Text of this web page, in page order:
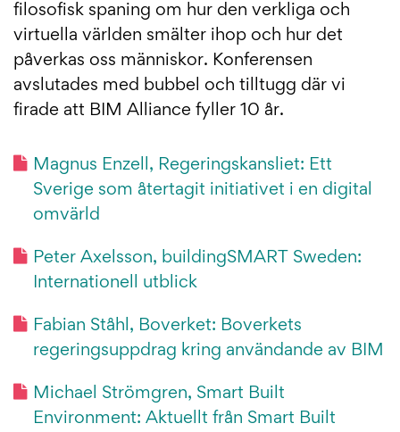
filosofisk spaning om hur den verkliga och
virtuella världen smälter ihop och hur det
påverkas oss människor. Konferensen
avslutades med bubbel och tilltugg där vi
firade att BIM Alliance fyller 10 år.
Magnus Enzell, Regeringskansliet: Ett
Sverige som återtagit initiativet i en digital
omvärld
Peter Axelsson, buildingSMART Sweden:
Internationell utblick
Fabian Ståhl, Boverket: Boverkets
regeringsuppdrag kring användande av BIM
Michael Strömgren, Smart Built
Environment: Aktuellt från Smart Built